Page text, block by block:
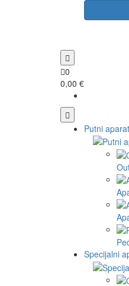
0
0,00 €
Putni
Specijalni